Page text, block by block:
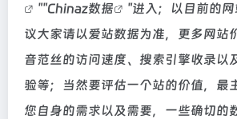
""Chinaz数据
"进入；以目前的
议大家请以爱站数据为准，更多网站
音范丝的访问速度、搜索引擎收录以
验等；当然要评估一个站的价值，最
您自身的需求以及需要，一些确切的